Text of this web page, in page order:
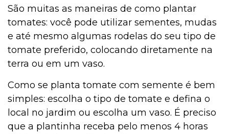
São muitas as maneiras de como plantar
tomates: você pode utilizar sementes, mudas
e até mesmo algumas rodelas do seu tipo de
tomate preferido, colocando diretamente na
terra ou em um vaso.
Como se planta tomate com semente é bem
simples: escolha o tipo de tomate e defina o
local no jardim ou escolha um vaso. É preciso
que a plantinha receba pelo menos 4 horas